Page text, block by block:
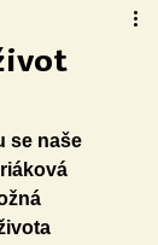
se naše